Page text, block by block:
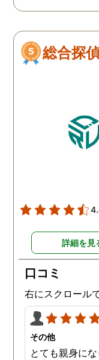
で、再度、調
度、自分でも行
の把握をして
ズでした。 と
願いの時に人
頂き、ホテル
後の事につい
を頂いて、と
る探偵事務所
らためて思い
所の皆様にお
ので、クチコミ
ていただきます
うございまし
総合探
詳細を見
口コミ
右にスクロール
その他
とても親身に